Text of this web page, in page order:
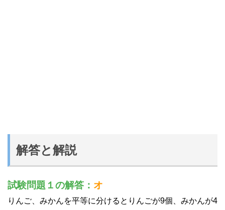
解答と解説
試験問題１の解答： オ
りんご、みかんを平等に分けるとりんごが9個、みかんが4